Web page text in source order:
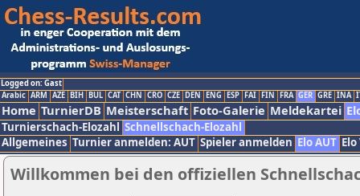
Logged on: Gast
Arabic ARM AZE BIH BUL CAT CHN CRO CZE DEN ENG ESP FAI FIN FRA GER GRE INA
Home TurnierDB Meisterschaft Foto-Galerie Meldekartei
Turnierschach-Elozahl Schnellschach-Elozahl
Allgemeines Turnier anmelden: AUT Spieler anmelden Elo AUT
Willkommen bei den offiziellen